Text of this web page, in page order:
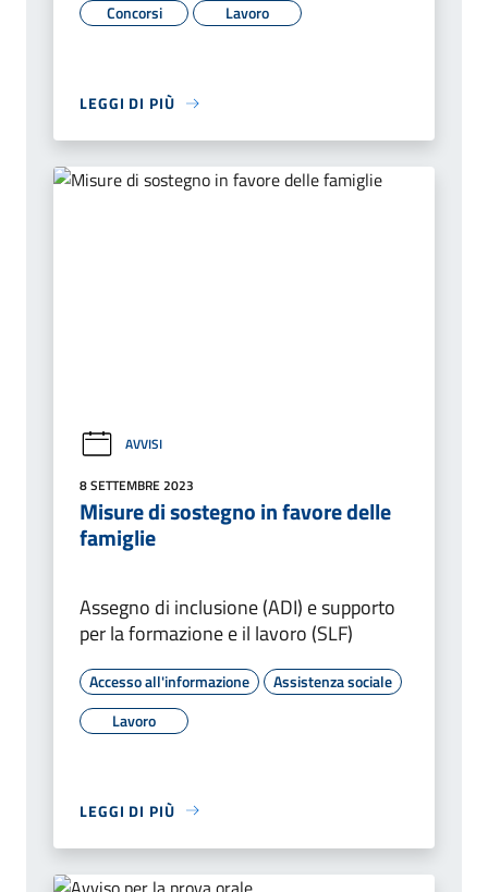
Concorsi
Lavoro
LEGGI DI PIÙ
AVVISI
8 SETTEMBRE 2023
Misure di sostegno in favore delle
famiglie
Assegno di inclusione (ADI) e supporto
per la formazione e il lavoro (SLF)
Accesso all'informazione
Assistenza sociale
Lavoro
LEGGI DI PIÙ